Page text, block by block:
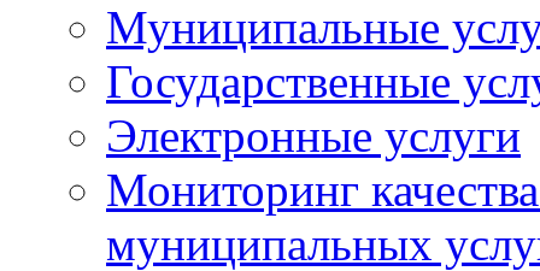
Муниципальные
Государственные
Электронные услуги
Мониторинг
муниципальных